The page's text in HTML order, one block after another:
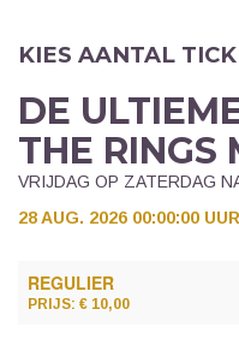
KIES AANTAL
DE
THE RINGS
VRIJDAG OP ZATERDAG
28 AUG. 2026 00:00:00 UUR
REGULIER
PRIJS: € 10,00